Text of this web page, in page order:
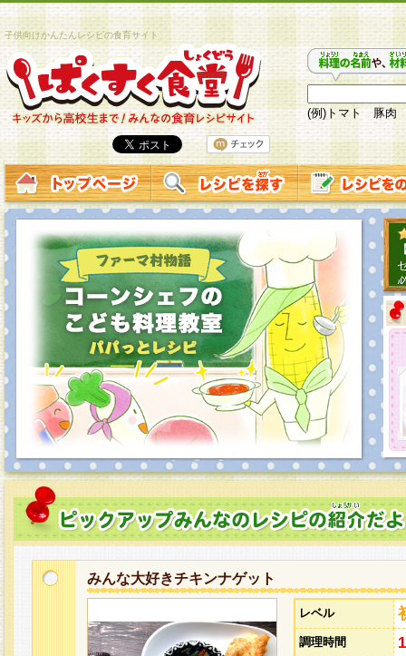
子供向けかんたんレシピの食育サイト
(例)トマト 豚肉
みんな大好きチキンナゲット
レベル
調理時間